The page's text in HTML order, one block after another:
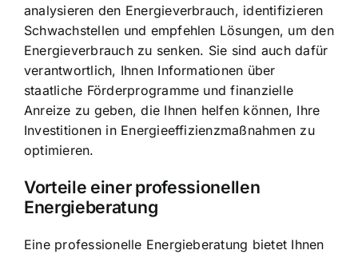
analysieren den Energieverbrauch, identifizieren
Schwachstellen und empfehlen Lösungen, um den
Energieverbrauch zu senken. Sie sind auch dafür
verantwortlich, Ihnen Informationen über
staatliche Förderprogramme und finanzielle
Anreize zu geben, die Ihnen helfen können, Ihre
Investitionen in Energieeffizienzmaßnahmen zu
optimieren.
Vorteile einer professionellen
Energieberatung
Eine professionelle Energieberatung bietet Ihnen